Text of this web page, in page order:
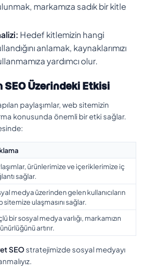
markamıza sadık bir kitle
Hedef kitlemizin hangi
anlamak, kaynaklarımızı
yardımcı olur.
SEO Üzerindeki Etkisi
paylaşımlar, web sitemizin
konusunda önemli bir etki sağlar.
ürünlerimize ve içeriklerimize iç
sağlar.
medya üzerinden gelen kullanıcıların
sitemize ulaşmasını sağlar.
bir sosyal medya varlığı, markamızın
artırır.
SEO stratejimizde sosyal medyayı